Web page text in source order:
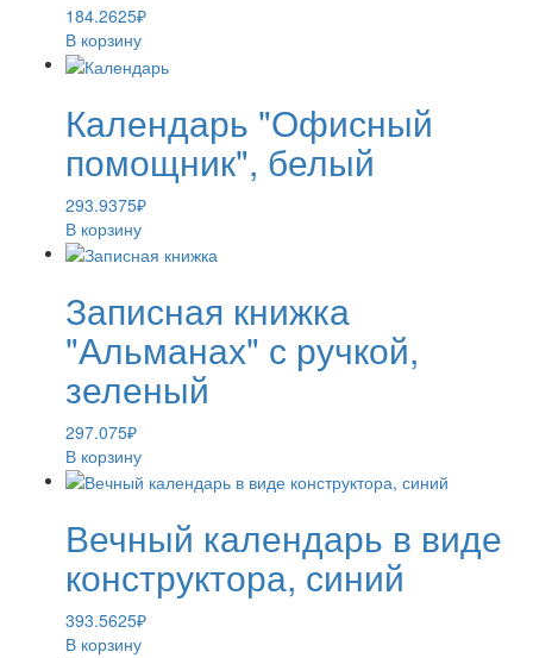
184.2625₽
В корзину
Календарь "Офисный
помощник", белый
293.9375₽
В корзину
Записная книжка
"Альманах" с ручкой,
зеленый
297.075₽
В корзину
Вечный календарь в виде
конструктора, синий
393.5625₽
В корзину